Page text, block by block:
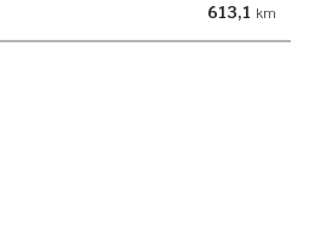
613,1 km